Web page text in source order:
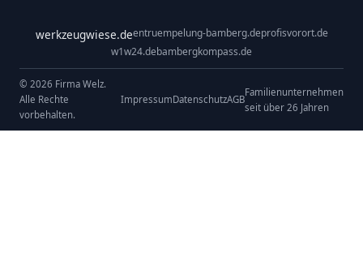
werkzeugwiese.deentruempelung-bamberg.deprofisvorort.de
w1w24.debambergkompass.de
© 2026 Firma Welz.
Alle Rechte
vorbehalten.
ImpressumDatenschutzAGB
Familienunternehmen
seit über 26 Jahren